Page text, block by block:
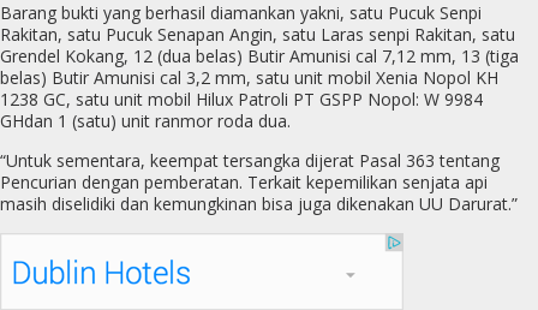
Barang bukti yang berhasil diamankan yakni, satu Pucuk Senpi
Rakitan, satu Pucuk Senapan Angin, satu Laras senpi Rakitan, satu
Grendel Kokang, 12 (dua belas) Butir Amunisi cal 7,12 mm, 13 (tiga
belas) Butir Amunisi cal 3,2 mm, satu unit mobil Xenia Nopol KH
1238 GC, satu unit mobil Hilux Patroli PT GSPP Nopol: W 9984
GHdan 1 (satu) unit ranmor roda dua.
“Untuk sementara, keempat tersangka dijerat Pasal 363 tentang
Pencurian dengan pemberatan. Terkait kepemilikan senjata api
masih diselidiki dan kemungkinan bisa juga dikenakan UU Darurat.”